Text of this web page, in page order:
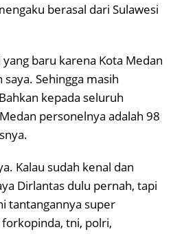
berasal dari Sulawesi
baru karena Kota Medan
Sehingga masih
kepada seluruh
personelnya adalah 98
Kalau sudah kenal dan
Dirlantas dulu pernah, tapi
tantangannya super
tni, polri,